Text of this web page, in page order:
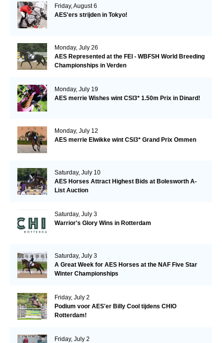
Friday, August 6
AES'ers strijden in Tokyo!
Monday, July 26
AES Represented at the FEI - WBFSH World Breeding
Championships in Verden
Monday, July 19
AES merrie Wishes wint CSI3* 1.50m Prix in Dinard!
Monday, July 12
AES merrie Elwikke wint CSI3* Grand Prix Ommen
Saturday, July 10
AES Horses Attract Highest Bids at Bolesworth A-
List Auction
Saturday, July 3
Warrior's Glory Wins in Rotterdam
Saturday, July 3
A Great Week for AES Horses at the NAF Five Star
Winter Championships
Friday, July 2
Podium voor AES'er Billy Cool tijdens CHIO
Rotterdam!
Friday, July 2